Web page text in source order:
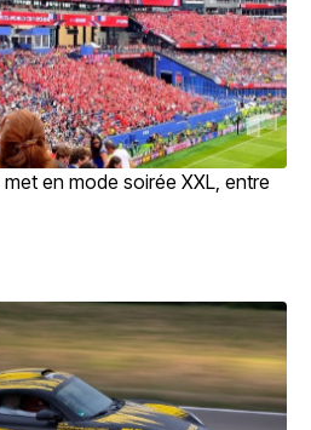
en mode soirée XXL, entre